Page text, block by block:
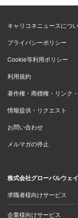
キャリコネニュースにつ
プライバシーポリシー
Cookie等利用ポリシー
利用規約
著作権・商標権・リンク
情報提供・リクエスト
お問い合わせ
メルマガの停止
株式会社グローバルウェ
求職者様向けサービス
企業様向けサービス